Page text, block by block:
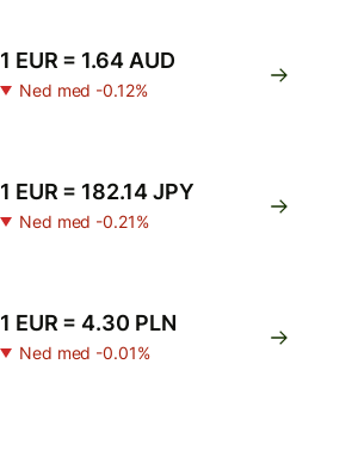
1 EUR = 1.64 AUD
Ned med -0.12%
1 EUR = 182.14 JPY
Ned med -0.21%
1 EUR = 4.30 PLN
Ned med -0.01%